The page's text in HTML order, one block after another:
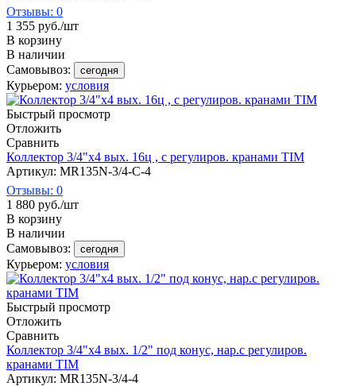
Отзывы: 0
1 355 руб./шт
В корзину
В наличии
Самовывоз:
сегодня
Курьером: условия
Быстрый просмотр
Отложить
Сравнить
Коллектор 3/4"х4 вых. 16ц , с регулиров. кранами TIM
Артикул: MR135N-3/4-C-4
Отзывы: 0
1 880 руб./шт
В корзину
В наличии
Самовывоз:
сегодня
Курьером: условия
Быстрый просмотр
Отложить
Сравнить
Коллектор 3/4"х4 вых. 1/2" под конус, нар.с регулиров.
кранами TIM
Артикул: MR135N-3/4-4